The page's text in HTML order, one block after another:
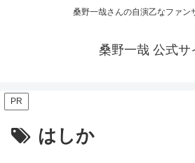
桑野一哉さんの自演乙なファン
桑野一哉 公式サ
PR
はしか